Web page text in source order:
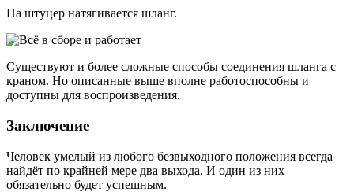
На штуцер натягивается шланг.
Существуют и более сложные способы соединения шланга с
краном. Но описанные выше вполне работоспособны и
доступны для воспроизведения.
Заключение
Человек умелый из любого безвыходного положения всегда
найдёт по крайней мере два выхода. И один из них
обязательно будет успешным.